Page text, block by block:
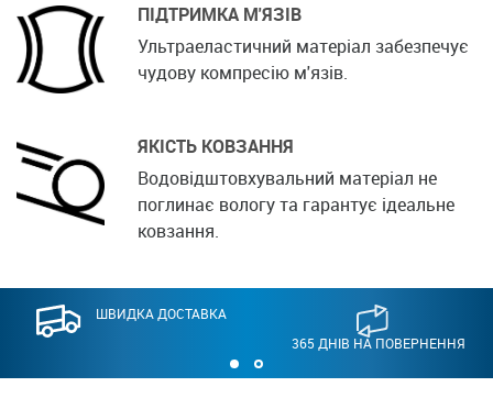
ПІДТРИМКА М'ЯЗІВ
Ультраеластичний матеріал забезпечує
чудову компресію м'язів.
ЯКІСТЬ КОВЗАННЯ
Водовідштовхувальний матеріал не
поглинає вологу та гарантує ідеальне
ковзання.
ШВИДКА ДОСТАВКА
365 ДНІВ НА ПОВЕРНЕННЯ